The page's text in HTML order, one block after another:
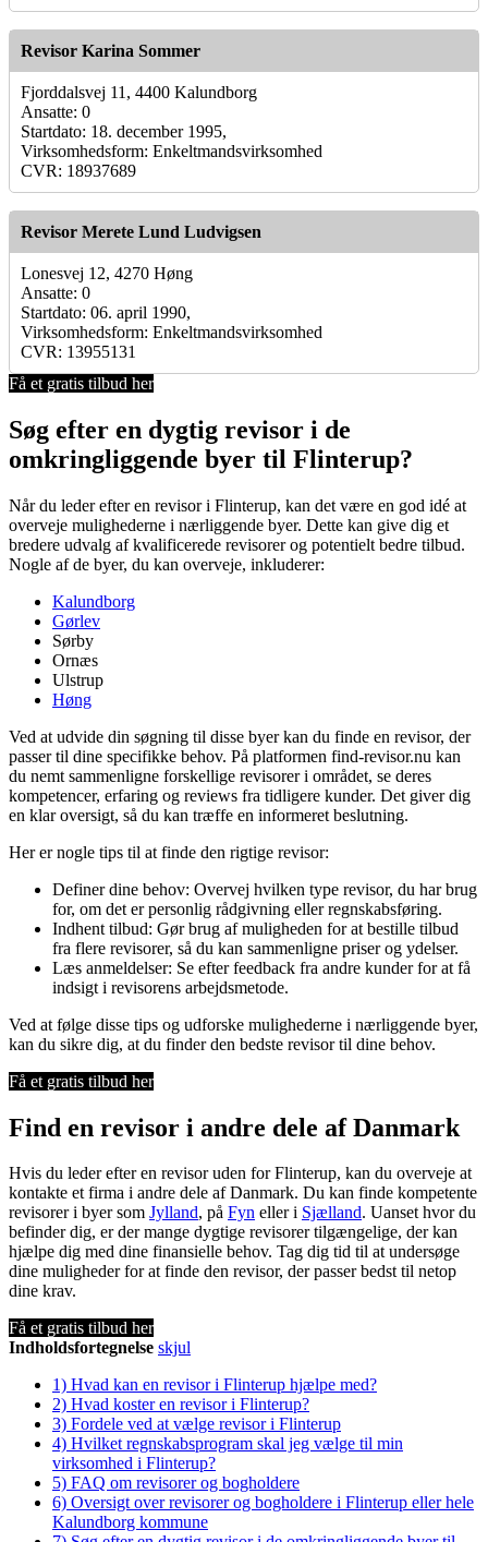
Revisor Karina Sommer
Fjorddalsvej 11, 4400 Kalundborg
Ansatte: 0
Startdato: 18. december 1995,
Virksomhedsform: Enkeltmandsvirksomhed
CVR: 18937689
Revisor Merete Lund Ludvigsen
Lonesvej 12, 4270 Høng
Ansatte: 0
Startdato: 06. april 1990,
Virksomhedsform: Enkeltmandsvirksomhed
CVR: 13955131
Få et gratis tilbud her
Søg efter en dygtig revisor i de
omkringliggende byer til Flinterup?
Når du leder efter en revisor i Flinterup, kan det være en god idé at
overveje mulighederne i nærliggende byer. Dette kan give dig et
bredere udvalg af kvalificerede revisorer og potentielt bedre tilbud.
Nogle af de byer, du kan overveje, inkluderer:
Kalundborg
Gørlev
Sørby
Ornæs
Ulstrup
Høng
Ved at udvide din søgning til disse byer kan du finde en revisor, der
passer til dine specifikke behov. På platformen find-revisor.nu kan
du nemt sammenligne forskellige revisorer i området, se deres
kompetencer, erfaring og reviews fra tidligere kunder. Det giver dig
en klar oversigt, så du kan træffe en informeret beslutning.
Her er nogle tips til at finde den rigtige revisor:
Definer dine behov: Overvej hvilken type revisor, du har brug
for, om det er personlig rådgivning eller regnskabsføring.
Indhent tilbud: Gør brug af muligheden for at bestille tilbud
fra flere revisorer, så du kan sammenligne priser og ydelser.
Læs anmeldelser: Se efter feedback fra andre kunder for at få
indsigt i revisorens arbejdsmetode.
Ved at følge disse tips og udforske mulighederne i nærliggende byer,
kan du sikre dig, at du finder den bedste revisor til dine behov.
Få et gratis tilbud her
Find en revisor i andre dele af Danmark
Hvis du leder efter en revisor uden for Flinterup, kan du overveje at
kontakte et firma i andre dele af Danmark. Du kan finde kompetente
revisorer i byer som Jylland, på Fyn eller i Sjælland. Uanset hvor du
befinder dig, er der mange dygtige revisorer tilgængelige, der kan
hjælpe dig med dine finansielle behov. Tag dig tid til at undersøge
dine muligheder for at finde den revisor, der passer bedst til netop
dine krav.
Få et gratis tilbud her
Indholdsfortegnelse skjul
1) Hvad kan en revisor i Flinterup hjælpe med?
2) Hvad koster en revisor i Flinterup?
3) Fordele ved at vælge revisor i Flinterup
4) Hvilket regnskabsprogram skal jeg vælge til min
virksomhed i Flinterup?
5) FAQ om revisorer og bogholdere
6) Oversigt over revisorer og bogholdere i Flinterup eller hele
Kalundborg kommune